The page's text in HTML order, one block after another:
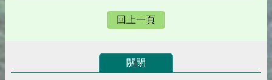
回上一頁
關閉